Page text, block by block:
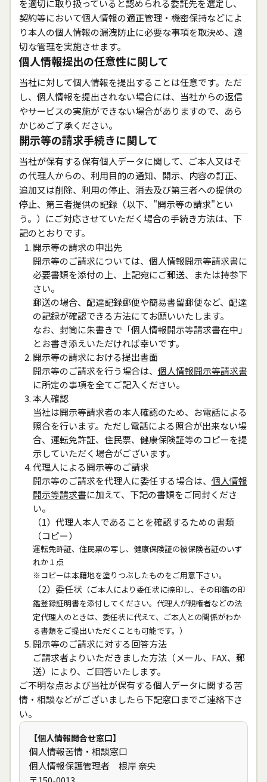
を適切に取り扱っていると認められる委託先を選定し、
契約等において個人情報の適正管理・機密保持などによ
り本人の個人情報の漏洩防止に必要な事項を取決め、適
切な管理を実施させます。
個人情報提出の任意性に関して
当社に対して個人情報を提出することは任意です。ただ
し、個人情報を提出されない場合には、当社からの返信
やサービスの実施ができない場合がありますので、あら
かじめご了承ください。
開示等の請求手続きに関して
当社が保有する保有個人データに関して、ご本人又はそ
の代理人からの、利用目的の通知、開示、内容の訂正、
追加又は削除、利用の停止、消去及び第三者への提供の
停止、第三者提供の記録（以下、"開示等の請求"とい
う。）にご対応させていただく場合の手続き方法は、下
記のとおりです。
開示等の請求の申出先
開示等のご請求については、個人情報開示等請求書に
必要書類を添付の上、上記宛にご郵送、または持参下
さい。
郵送の場合、配達記録郵便や簡易書留郵便など、配達
の記録が確認できる方法にてお願いいたします。
なお、封筒に朱書きで「個人情報開示等請求書在中」
とお書き添えいただければ幸いです。
開示等の請求における提出書面
開示等のご請求を行う場合は、 個人情報開示等請求書
に所定の事項を全てご記入ください。
本人確認
当社は開示等請求者の本人確認のため、お電話による
照合を行います。ただし電話による照合が出来ない場
合、運転免許証、住民票、健康保険証等のコピーを提
示していただく場合がございます。
代理人による開示等のご請求
開示等のご請求を代理人に委任する場合は、 個人情報
開示等請求書に加えて、下記の書類をご同封くださ
い。
（1）代理人本人であることを確認するための書類
（コピー）
運転免許証、住民票の写し、健康保険証の被保険者証のいず
れか１点
※コピーは本籍地を塗りつぶしたものをご用意下さい。
（2）委任状（ご本人により委任状に捺印し、その印鑑の印
鑑登録証明書を添付してください。代理人が親権者などの法
定代理人のときは、委任状に代えて、ご本人との関係がわか
る書類をご提出いただくことも可能です。）
開示等のご請求に対する回答方法
ご請求者よりいただきました方法（メール、FAX、郵
送）により、ご回答いたします。
ご不明な点および当社が保有する個人データに関する苦
情・相談などがございましたら下記窓口までご連絡下さ
い。
【個人情報問合せ窓口】
個人情報苦情・相談窓口
個人情報保護管理者 根岸 奈央